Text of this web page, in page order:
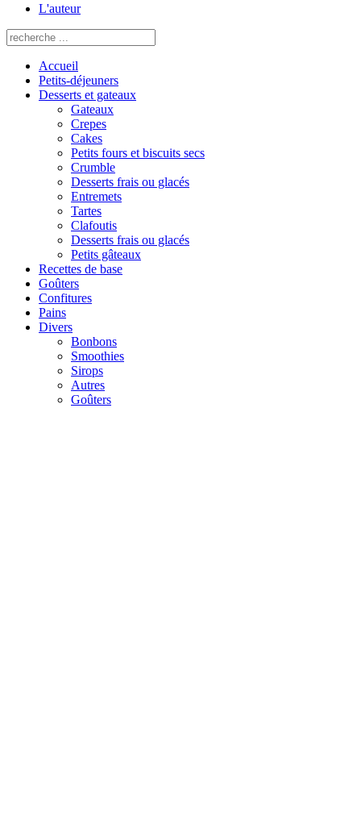
L'auteur
Accueil
Petits-déjeuners
Desserts et gateaux
Gateaux
Crepes
Cakes
Petits fours et biscuits secs
Crumble
Desserts frais ou glacés
Entremets
Tartes
Clafoutis
Desserts frais ou glacés
Petits gâteaux
Recettes de base
Goûters
Confitures
Pains
Divers
Bonbons
Smoothies
Sirops
Autres
Goûters